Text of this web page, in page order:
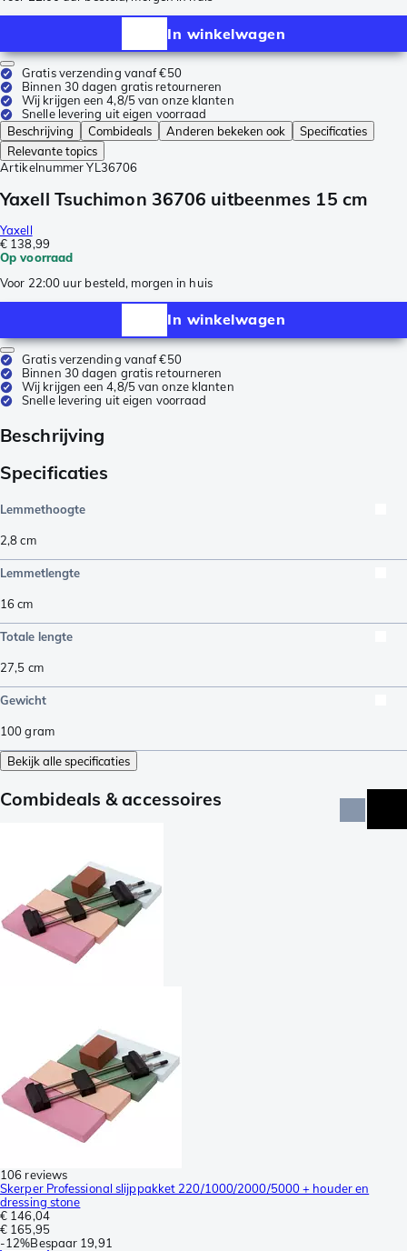
In winkelwagen
Gratis verzending vanaf €50
Binnen 30 dagen gratis retourneren
Wij krijgen een 4,8/5 van onze klanten
Snelle levering uit eigen voorraad
Beschrijving
Combideals Anderen bekeken ook
Specificaties
Relevante topics
Artikelnummer YL36706
Yaxell Tsuchimon 36706 uitbeenmes 15 cm
Yaxell
€ 138,99
Op voorraad
Voor 22:00 uur besteld, morgen in huis
In winkelwagen
Gratis verzending vanaf €50
Binnen 30 dagen gratis retourneren
Wij krijgen een 4,8/5 van onze klanten
Snelle levering uit eigen voorraad
Beschrijving
Specificaties
Lemmethoogte
2,8cm
Lemmetlengte
16cm
Totale lengte
27,5 cm
Gewicht
100gram
Bekijk alle specificaties
Combideals & accessoires
106 reviews
Skerper Professional slijppakket 220/1000/2000/5000 + houder en
dressing stone
€ 146,04
€ 165,95
-12%Bespaar 19,91